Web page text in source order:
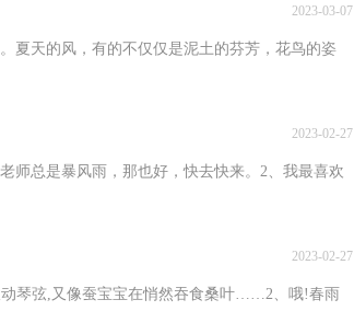
2023-03-07
夏天的风，有的不仅仅是泥土的芬芳，花鸟的姿
2023-02-27
师总是暴风雨，那也好，快去快来。2、我最喜欢
2023-02-27
琴弦,又像蚕宝宝在悄然吞食桑叶……2、哦!春雨